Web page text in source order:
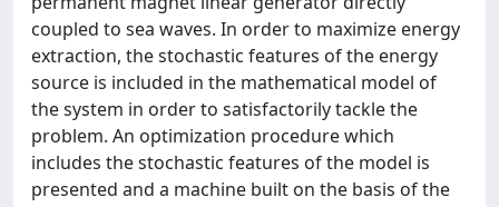
coupled to sea waves. In order to maximize energy
extraction, the stochastic features of the energy
source is included in the mathematical model of
the system in order to satisfactorily tackle the
problem. An optimization procedure which
includes the stochastic features of the model is
presented and a machine built on the basis of the